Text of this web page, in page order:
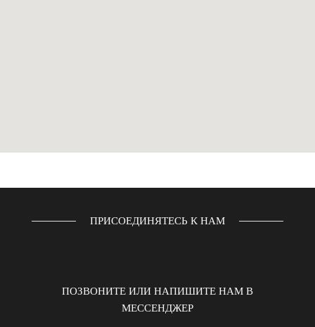
ПРИСОЕДИНЯТЕСЬ К НАМ
ПОЗВОНИТЕ ИЛИ НАПИШИТЕ НАМ В
МЕССЕНДЖЕР